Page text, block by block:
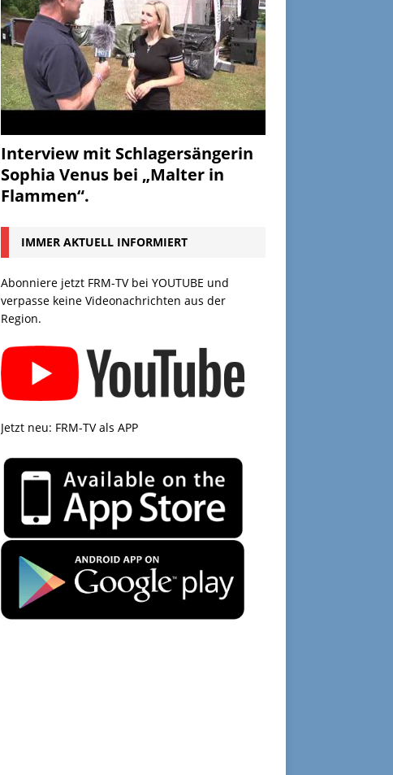
Interview mit Schlagersängerin
Sophia Venus bei „Malter in
Flammen“.
IMMER AKTUELL INFORMIERT
Abonniere jetzt FRM-TV bei YOUTUBE und
verpasse keine Videonachrichten aus der
Region.
Jetzt neu: FRM-TV als APP